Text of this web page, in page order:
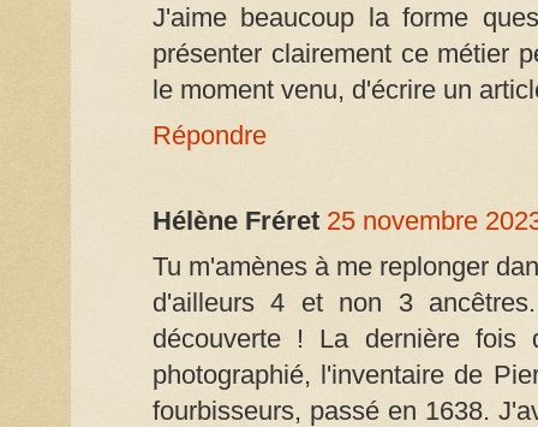
J'aime beaucoup la forme
présenter clairement ce métier
le moment venu, d'écrire un
Répondre
Hélène Fréret 25 novembre
Tu m'amènes à me replonger
d'ailleurs 4 et non 3
découverte ! La dernière
photographié, l'inventaire de
fourbisseurs, passé en 1638.